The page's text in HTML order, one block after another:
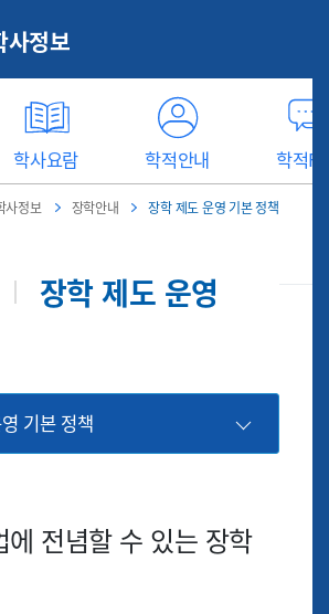
학사요람 학적안내 학적
장학 제도 운영
사정보 장학안내 장학 제도 운영 기본 정책
기본 정책
에 전념할 수 있는 장학